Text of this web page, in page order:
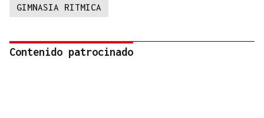
GIMNASIA RITMICA
Contenido patrocinado